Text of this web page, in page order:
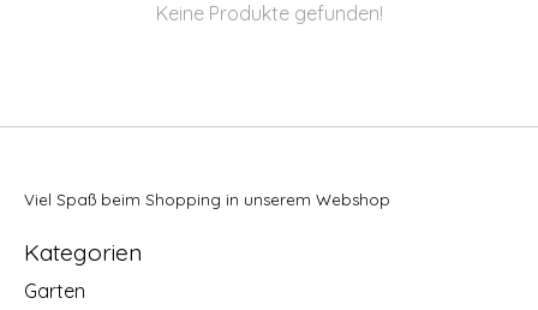
Keine Produkte gefunden!
Viel Spaß beim Shopping in unserem Webshop
Kategorien
Garten